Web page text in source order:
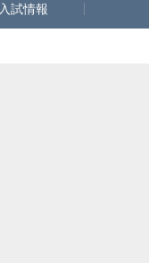
入試情報